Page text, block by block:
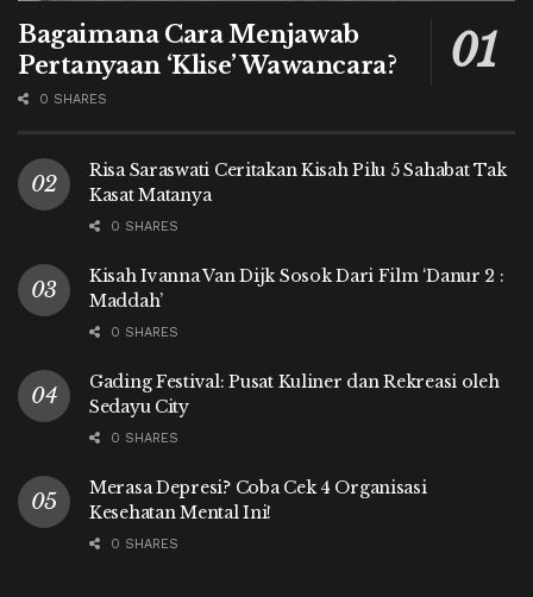
Bagaimana Cara Menjawab
Pertanyaan ‘Klise’ Wawancara?
0 SHARES
Risa Saraswati Ceritakan Kisah Pilu 5 Sahabat Tak
Kasat Matanya
0 SHARES
Kisah Ivanna Van Dijk Sosok Dari Film ‘Danur 2 :
Maddah’
0 SHARES
Gading Festival: Pusat Kuliner dan Rekreasi oleh
Sedayu City
0 SHARES
Merasa Depresi? Coba Cek 4 Organisasi
Kesehatan Mental Ini!
0 SHARES